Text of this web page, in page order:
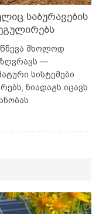
საბურავების
წნევა მხოლოდ
—
სისტემები
ნიადაგს იცავს